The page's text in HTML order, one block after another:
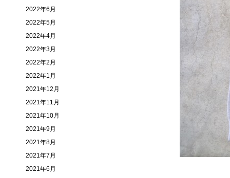
2022年6月
2022年5月
2022年4月
2022年3月
2022年2月
2022年1月
2021年12月
2021年11月
2021年10月
2021年9月
2021年8月
2021年7月
2021年6月